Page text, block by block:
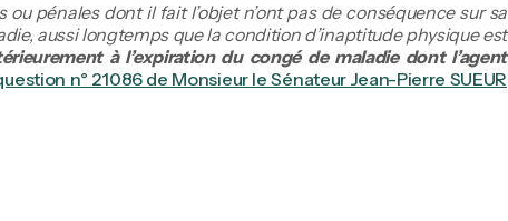
pénales dont il fait l’objet n’ont pas de conséquence sur sa
aussi longtemps que la condition d’inaptitude physique est
à l’expiration du congé de maladie dont l’agent
n° 21086 de Monsieur le Sénateur Jean-Pierre SUEUR